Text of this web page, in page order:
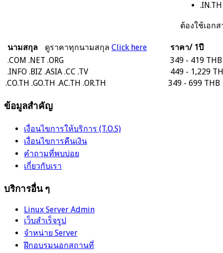
ต้องใช้เอก
นามสกุล ดูราคาทุกนามสกุล Click here
ราคา/ 1ปี
.COM .NET .ORG
349 - 419 THB
.INFO .BIZ .ASIA .CC .TV
449 - 1,229
.CO.TH .GO.TH .AC.TH .OR.TH 349 - 699 THB
ข้อมูลสำคัญ
เงื่อนไขการให้บริการ (T.O.S)
เงื่อนไขการคืนเงิน
คำถามที่พบบ่อย
เกี่ยวกับเรา
บริการอื่น ๆ
Linux Server Admin
เว็บสำเร็จรูป
จำหน่าย Server
ฝึกอบรมนอกสถานที่